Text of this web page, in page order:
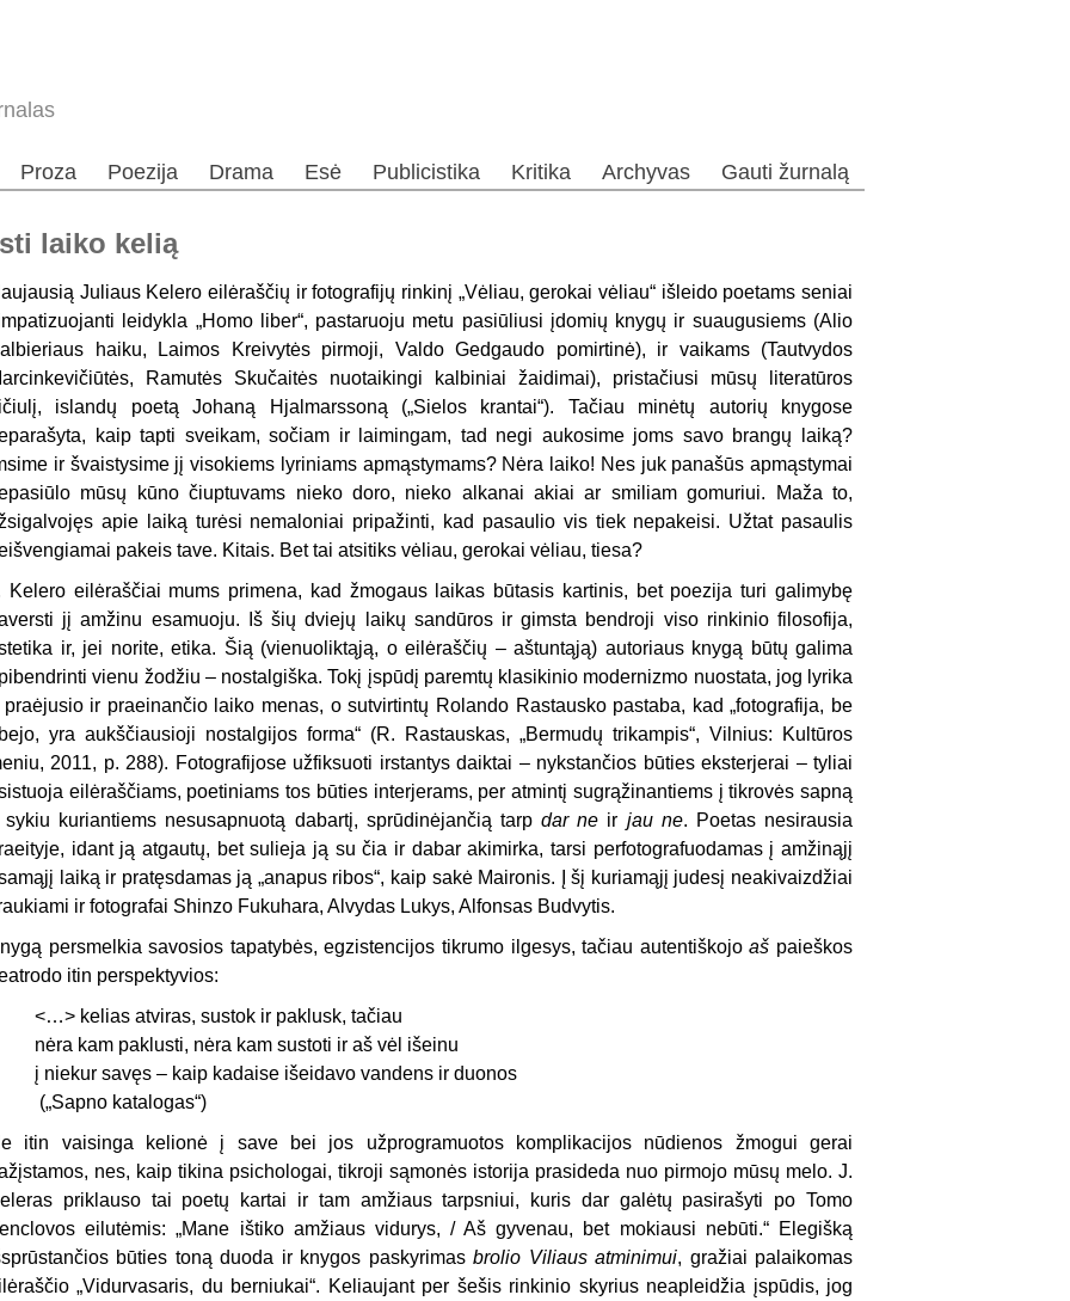
Proza Poezija Drama Esė Publicistika Kritika Archyvas Gauti žurnalą
laiko kelią
Juliaus Kelero eilėraščių ir fotografijų rinkinį „Vėliau, gerokai vėliau“ išleido poetams seniai
leidykla „Homo liber“, pastaruoju metu pasiūliusi įdomių knygų ir suaugusiems (Alio
haiku, Laimos Kreivytės pirmoji, Valdo Gedgaudo pomirtinė), ir vaikams (Tautvydos
Ramutės Skučaitės nuotaikingi kalbiniai žaidimai), pristačiusi mūsų literatūros
islandų poetą Johaną Hjalmarssoną („Sielos krantai“). Tačiau minėtų autorių knygose
kaip tapti sveikam, sočiam ir laimingam, tad negi aukosime joms savo brangų laiką?
ir švaistysime jį visokiems lyriniams apmąstymams? Nėra laiko! Nes juk panašūs apmąstymai
mūsų kūno čiuptuvams nieko doro, nieko alkanai akiai ar smiliam gomuriui. Maža to,
apie laiką turėsi nemaloniai pripažinti, kad pasaulio vis tiek nepakeisi. Užtat pasaulis
pakeis tave. Kitais. Bet tai atsitiks vėliau, gerokai vėliau, tiesa?
Kelero eilėraščiai mums primena, kad žmogaus laikas būtasis kartinis, bet poezija turi galimybę
jį amžinu esamuoju. Iš šių dviejų laikų sandūros ir gimsta bendroji viso rinkinio filosofija,
ir, jei norite, etika. Šią (vienuoliktąją, o eilėraščių – aštuntąją) autoriaus knygą būtų galima
vienu žodžiu – nostalgiška. Tokį įspūdį paremtų klasikinio modernizmo nuostata, jog lyrika
ir praeinančio laiko menas, o sutvirtintų Rolando Rastausko pastaba, kad „fotografija, be
yra aukščiausioji nostalgijos forma“ (R. Rastauskas, „Bermudų trikampis“, Vilnius: Kultūros
2011, p. 288). Fotografijose užfiksuoti irstantys daiktai – nykstančios būties eksterjerai – tyliai
eilėraščiams, poetiniams tos būties interjerams, per atmintį sugrąžinantiems į tikrovės sapną
sykiu kuriantiems nesusapnuotą dabartį, sprūdinėjančią tarpdar ne ir jau ne. Poetas nesirausia
idant ją atgautų, bet sulieja ją su čia ir dabar akimirka, tarsi perfotografuodamas į amžinąjį
laiką ir pratęsdamas ją „anapus ribos“, kaip sakė Maironis. Į šį kuriamąjį judesį neakivaizdžiai
ir fotografai Shinzo Fukuhara, Alvydas Lukys, Alfonsas Budvytis.
persmelkia savosios tapatybės, egzistencijos tikrumo ilgesys, tačiau autentiškojoaš paieškos
itin perspektyvios:
<…> kelias atviras, sustok ir paklusk, tačiau
nėra kam paklusti, nėra kam sustoti ir aš vėl išeinu
į niekur savęs – kaip kadaise išeidavo vandens ir duonos
(„Sapno katalogas“)
itin vaisinga kelionė į save bei jos užprogramuotos komplikacijos nūdienos žmogui gerai
nes, kaip tikina psichologai, tikroji sąmonės istorija prasideda nuo pirmojo mūsų melo. J.
priklauso tai poetų kartai ir tam amžiaus tarpsniui, kuris dar galėtų pasirašyti po Tomo
eilutėmis: „Mane ištiko amžiaus vidurys, / Aš gyvenau, bet mokiausi nebūti.“ Elegišką
būties toną duoda ir knygos paskyrimasbrolio Viliaus atminimui, gražiai palaikomas
„Vidurvasaris, du berniukai“. Keliaujant per šešis rinkinio skyrius neapleidžia įspūdis, jog